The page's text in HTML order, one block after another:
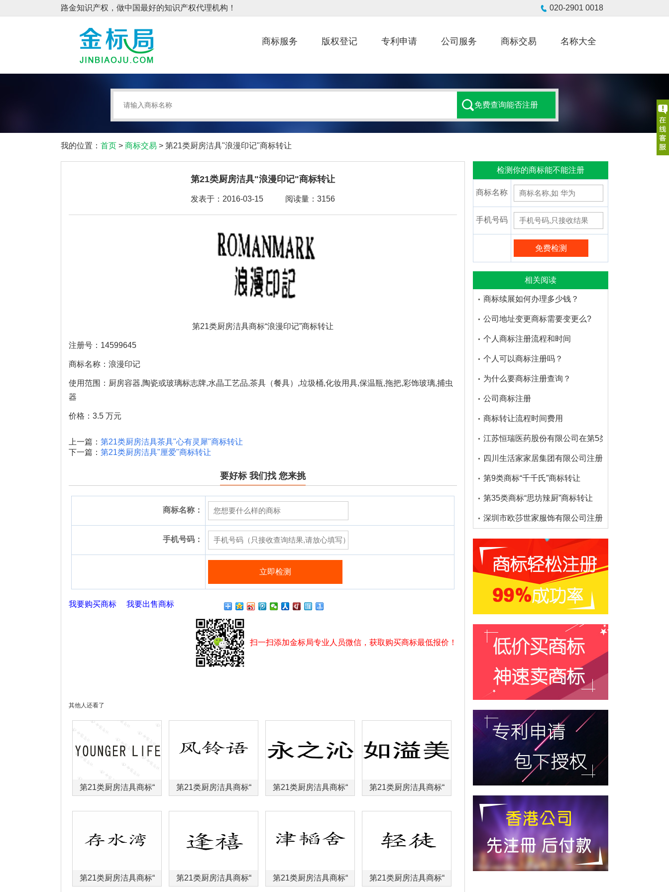
名称大全
商标交易
公司服务
专利申请
版权登记
商标服务
我的位置： 首页 > 商标交易 > 第21类厨房洁具"浪漫印记"商标转让
第21类厨房洁具"浪漫印记"商标转让
发表于：2016-03-15 阅读量：3156
第21类厨房洁具商标“浪漫印记”商标转让
注册号：14599645
商标名称：浪漫印记
使用范围：厨房容器,陶瓷或玻璃标志牌,水晶工艺品,茶具（餐具）,垃圾桶,化妆用具,保温瓶,拖把,彩饰玻璃,捕虫
器
价格：3.5 万元
上一篇： 第21类厨房洁具茶具"心有灵犀"商标转让
下一篇： 第21类厨房洁具"厘爱"商标转让
要好标 我们找 您来挑
商标名称：
手机号码：
我要购买商标 我要出售商标
扫一扫添加金标局专业人员微信，获取购买商标最低报价！
其他人还看了
第21类厨房洁具商标“ 第21类厨房洁具商标“ 第21类厨房洁具商标“ 第21类厨房洁具商标“
第21类厨房洁具商标“ 第21类厨房洁具商标“ 第21类厨房洁具商标“ 第21类厨房洁具商标“
检测你的商标能不能注册
商标名称
手机号码
相关阅读
商标续展如何办理多少钱？
公司地址变更商标需要变更么?
个人商标注册流程和时间
个人可以商标注册吗？
为什么要商标注册查询？
公司商标注册
商标转让流程时间费用
江苏恒瑞医药股份有限公司在第5类医药品注册的商
四川生活家家居集团有限公司注册了多少个大沫商标
第9类商标“千千氏”商标转让
第35类商标“思坊辣厨”商标转让
深圳市欧莎世家服饰有限公司注册了多少个欧莎家